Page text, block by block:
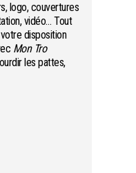
logo, couvertures
vidéo… Tout
disposition
Mon Tro
les pattes,